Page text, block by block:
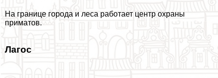
На границе города и леса работает центр охраны
приматов.
Лагос